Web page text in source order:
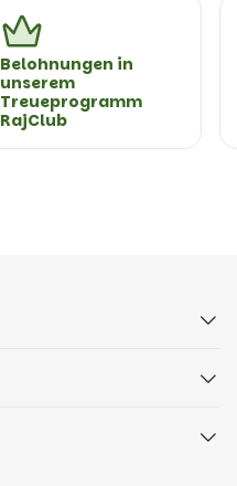
Belohnungen in
unserem
Treueprogramm
RajClub